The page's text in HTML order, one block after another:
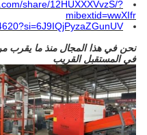
share/12HUXXXVvzS/?
mibextid=wwXIfr
في المستقبل القريب